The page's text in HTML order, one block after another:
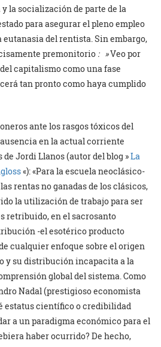
la socialización de parte de la
para asegurar el pleno empleo
eutanasia del rentista. Sin embargo,
premonitorio : »Veo por
capitalismo como una fase
tan pronto como haya cumplido
ante los rasgos tóxicos del
en la actual corriente
Jordi Llanos (autor del blog »La
«): «Para la escuela neoclásico-
rentas no ganadas de los clásicos,
la utilización de trabajo para ser
retribuido, en el sacrosanto
-el esotérico producto
cualquier enfoque sobre el origen
y su distribución incapacita a la
global del sistema. Como
Nadal (prestigioso economista
estatus científico o credibilidad
a un paradigma económico para el
haber ocurrido? De hecho,